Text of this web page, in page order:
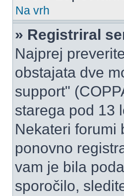
Na vrh
» Registriral
Najprej
obstajata dve
support"
starega pod 13
Nekateri forumi
ponovno
vam je bila
sporočilo,